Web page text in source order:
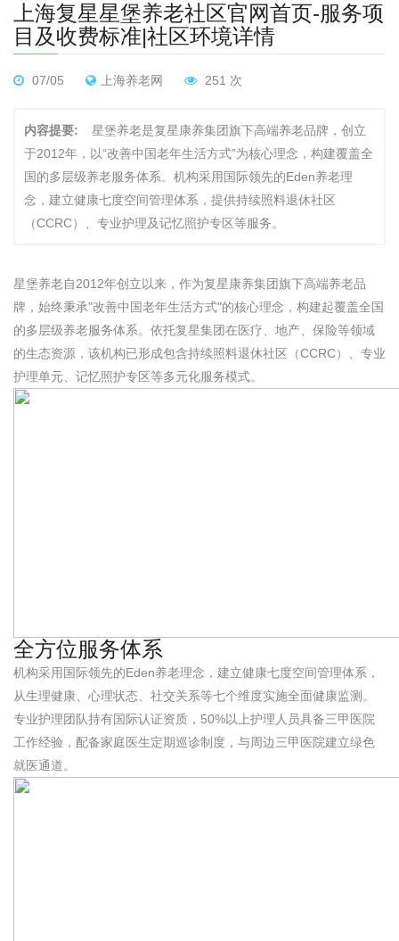
上海复星星堡养老社区官网首页-服务项
目及收费标准|社区环境详情
07/05 上海养老网 251 次
内容提要:
星堡养老是复星康养集团旗下高端养老品牌，创立
于2012年，以“改善中国老年生活方式”为核心理念，构建覆盖全
国的多层级养老服务体系。机构采用国际领先的Eden养老理
念，建立健康七度空间管理体系，提供持续照料退休社区
（CCRC）、专业护理及记忆照护专区等服务。
星堡养老自2012年创立以来，作为复星康养集团旗下高端养老品
牌，始终秉承"改善中国老年生活方式"的核心理念，构建起覆盖全国
的多层级养老服务体系。依托复星集团在医疗、地产、保险等领域
的生态资源，该机构已形成包含持续照料退休社区（CCRC）、专业
护理单元、记忆照护专区等多元化服务模式。
全方位服务体系
机构采用国际领先的Eden养老理念，建立健康七度空间管理体系，
从生理健康、心理状态、社交关系等七个维度实施全面健康监测。
专业护理团队持有国际认证资质，50%以上护理人员具备三甲医院
工作经验，配备家庭医生定期巡诊制度，与周边三甲医院建立绿色
就医通道。